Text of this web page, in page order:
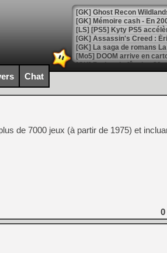
[Mo5] DOOM arrive en
[GK] Bethesda fête les 30
[GK] Roblox : l'action en
[GK] Agenda - GeForce
[LS] [PS5] ps5-y2jb-
[GK] Pourquoi Marvel
[GK] Test : Restory : Chill
[GK] GTA 6 : Rockstar
[GK] Hot Wheels Infinite
[GK] Mémoire cash -
[GK] Résultats Nintendo :
[GK] Déjà des
[Mo5] Brickboy cherche à
[GK] Minecraft et ses «
Chat
de 7000 jeux (à partir de 1975) et
0